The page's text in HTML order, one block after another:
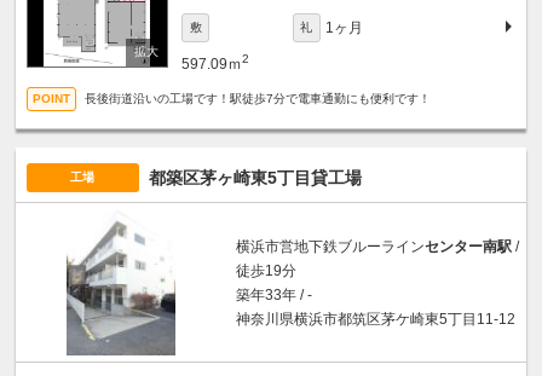
敷 礼 1ヶ月
597.09ｍ2
長後街道沿いの工場です！駅徒歩7分で電車通勤にも便利です！
工場 都築区茅ヶ崎東5丁目貸工場
横浜市営地下鉄ブルーラインセンター南駅 /
徒歩19分
築年33年 / -
神奈川県横浜市都筑区茅ケ崎東5丁目11-12